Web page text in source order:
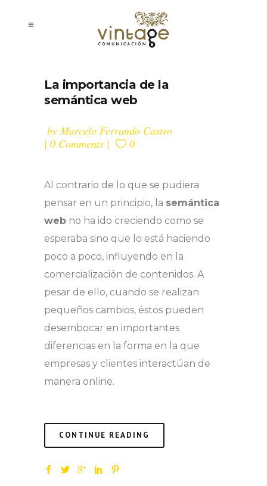
La importancia de la
semántica web
byMarcelo Ferrando Castro
0 Comments
0
Al contrario de lo que se pudiera
pensar en un principio, la semántica
web no ha ido creciendo como se
esperaba sino que lo está haciendo
poco a poco, influyendo en la
comercialización de contenidos. A
pesar de ello, cuando se realizan
pequeños cambios, éstos pueden
desembocar en importantes
diferencias en la forma en la que
empresas y clientes interactúan de
manera online.
CONTINUE READING